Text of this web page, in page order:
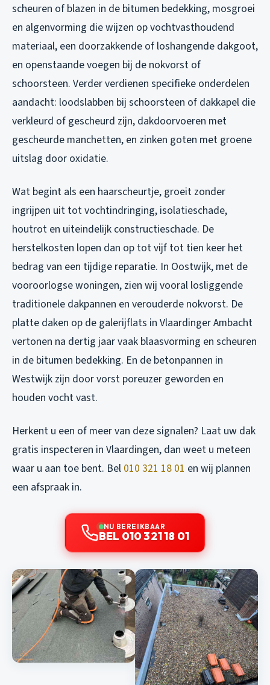
scheuren of blazen in de bitumen bedekking, mosgroei
en algenvorming die wijzen op vochtvasthoudend
materiaal, een doorzakkende of loshangende dakgoot,
en openstaande voegen bij de nokvorst of
schoorsteen. Verder verdienen specifieke onderdelen
aandacht: loodslabben bij schoorsteen of dakkapel die
verkleurd of gescheurd zijn, dakdoorvoeren met
gescheurde manchetten, en zinken goten met groene
uitslag door oxidatie.
Wat begint als een haarscheurtje, groeit zonder
ingrijpen uit tot vochtindringing, isolatieschade,
houtrot en uiteindelijk constructieschade. De
herstelkosten lopen dan op tot vijf tot tien keer het
bedrag van een tijdige reparatie. In Oostwijk, met de
vooroorlogse woningen, zien wij vooral losliggende
traditionele dakpannen en verouderde nokvorst. De
platte daken op de galerijflats in Vlaardinger Ambacht
vertonen na dertig jaar vaak blaasvorming en scheuren
in de bitumen bedekking. En de betonpannen in
Westwijk zijn door vorst poreuzer geworden en
houden vocht vast.
Herkent u een of meer van deze signalen? Laat uw dak
gratis inspecteren in Vlaardingen, dan weet u meteen
waar u aan toe bent. Bel 010 321 18 01 en wij plannen
een afspraak in.
NU BEREIKBAAR
BEL 010 321 18 01